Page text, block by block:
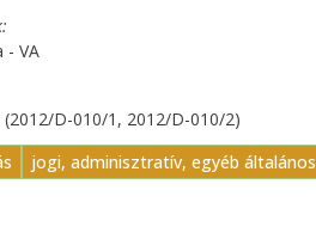
- VA
(2012/D-010/1, 2012/D-010/2)
jogi, adminisztratív, egyéb általános